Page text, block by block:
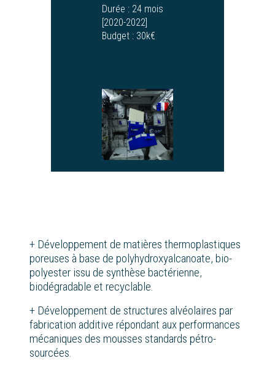
Durée : 24 mois
[2020-2022]
Budget : 30k€
+ Développement de matières thermoplastiques
poreuses à base de polyhydroxyalcanoate, bio-
polyester issu de synthèse bactérienne,
biodégradable et recyclable.
+ Développement de structures alvéolaires par
fabrication additive répondant aux performances
mécaniques des mousses standards pétro-
sourcées.